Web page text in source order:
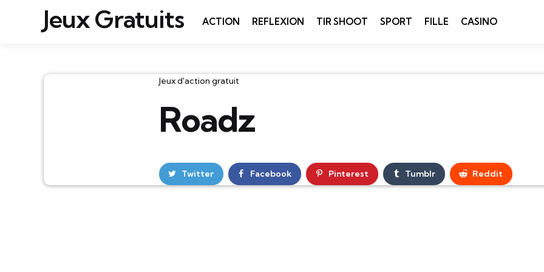
Jeux Gratuits ACTION REFLEXION TIR SHOOT SPORT FILLE CASINO
Catégories
Jeux d'action gratuit
Roadz
Twitter Facebook Pinterest Tumblr Reddit